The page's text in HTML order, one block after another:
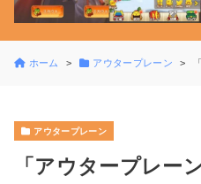
ホーム アウタープレーン
アウタープレーン
「アウタープレー